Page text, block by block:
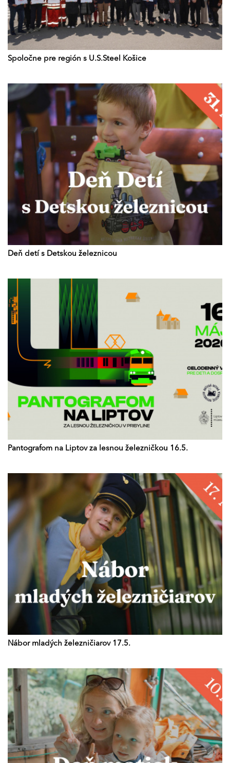
Spoločne pre región s U.S.Steel Košice
Deň detí s Detskou železnicou
Pantografom na Liptov za lesnou železničkou 16.5.
Nábor mladých železničiarov 17.5.